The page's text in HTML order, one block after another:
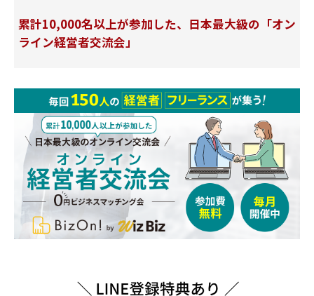
累計10,000名以上が参加した、日本最大級の「オン
ライン経営者交流会」